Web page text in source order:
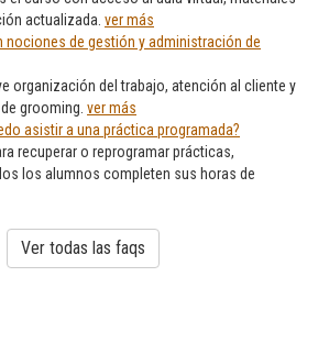
actualizada. ver más
nociones de gestión y administración de
organización del trabajo, atención al cliente y
grooming. ver más
asistir a una práctica programada?
recuperar o reprogramar prácticas,
los alumnos completen sus horas de
Ver todas las faqs